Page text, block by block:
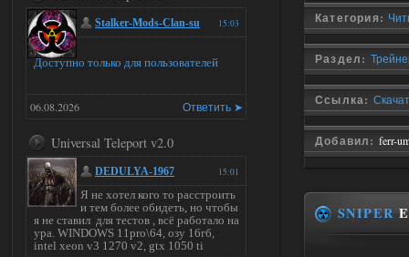
Категория:
Раздел:
Ссылка:
Добавил: ferr-
SNIPER
15:03
Stalker-Mods-Clan-su
Доступно только для пользователей
Ответить ➤
06.08.2026
Universal Teleport v2.0
15:01
DEDULYA-1967
Я не хотел кого то расстроить
и тем более обидеть, но чтобы
я не ставил для тестов , всё работало на
ура. WINDOWS 11pro\64, озу 16гб,
intel xeon v3 1270 v2, gtx 1050 ti